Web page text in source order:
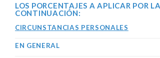
LOS PORCENTAJES A APLICAR POR
CONTINUACIÓN:
CIRCUNSTANCIAS PERSONALES
EN GENERAL